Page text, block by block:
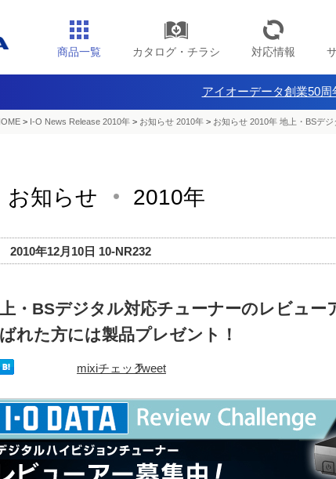
商品一覧 カタログ・チラシ 対応情報
アイオーデータ創業50周
> I-O News Release 2010年 > お知らせ 2010年 > お知らせ 2010年 地上・BSデ
お知らせ 2010年
2010年12月10日 10-NR232
・BSデジタル対応チューナーのレビュー
れた方には製品プレゼント！
mixiチェックTweet